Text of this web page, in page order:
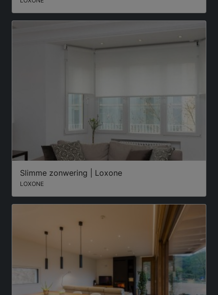
Slimme zonwering | Loxone
LOXONE